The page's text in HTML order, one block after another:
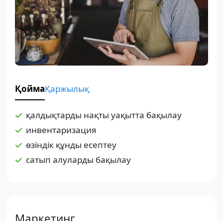
ҚоймаҚаржылық
қалдықтарды нақты уақытта бақылау
инвентаризация
өзіндік құнды есептеу
сатып алуларды бақылау